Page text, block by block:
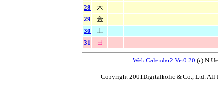
28
木
29
金
30
土
31
日
Web Calendar2 Ver0.20 (c)
Copyright 2001Digitalholic & Co., Ltd. All